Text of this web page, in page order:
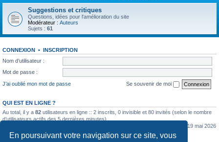
En poursuivant votre navigation sur ce site, vous
Suggestions et critiques
Questions, idées pour l'amélioration du site
Modérateur : Auteurs
Sujets : 61
CONNEXION • INSCRIPTION
Nom d’utilisateur :
Mot de passe :
J’ai oublié mon mot de passe
Se souvenir de moi
QUI EST EN LIGNE ?
Au total, il y a 82 utilisateurs en ligne :: 2 inscrits, 0 invisible et 80 invités (selon le nombre
d’utilisateurs actifs des 5 dernières minutes)
le mar. 19 mai 2026
0:07